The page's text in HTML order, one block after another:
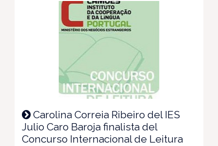
Carolina Correia Ribeiro del IES
Julio Caro Baroja finalista del
Concurso Internacional de Leitura